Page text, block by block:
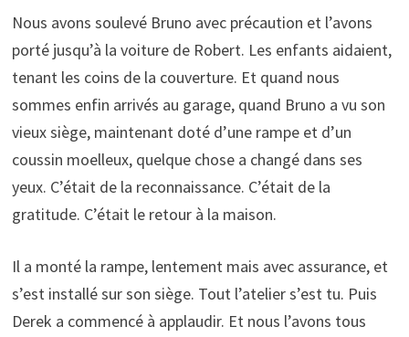
Nous avons soulevé Bruno avec précaution et l’avons
porté jusqu’à la voiture de Robert. Les enfants aidaient,
tenant les coins de la couverture. Et quand nous
sommes enfin arrivés au garage, quand Bruno a vu son
vieux siège, maintenant doté d’une rampe et d’un
coussin moelleux, quelque chose a changé dans ses
yeux. C’était de la reconnaissance. C’était de la
gratitude. C’était le retour à la maison.
Il a monté la rampe, lentement mais avec assurance, et
s’est installé sur son siège. Tout l’atelier s’est tu. Puis
Derek a commencé à applaudir. Et nous l’avons tous